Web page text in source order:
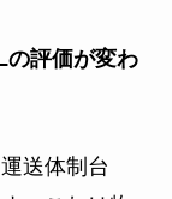
の評価が変わ
送体制台